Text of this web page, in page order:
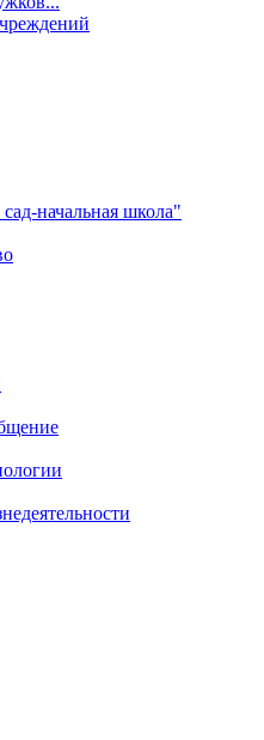
начальная школа"